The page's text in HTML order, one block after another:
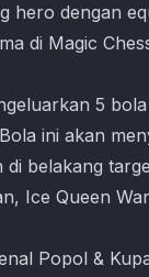
hero dengan
5
ini akan
di belakang
Ice Queen
Popol &